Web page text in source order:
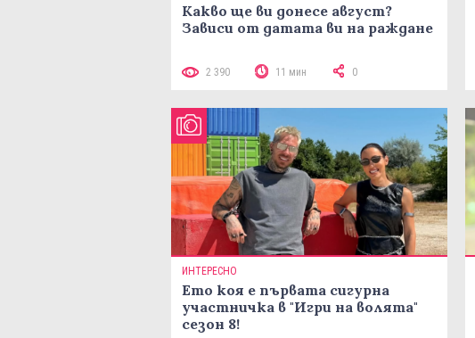
Какво ще ви донесе август?
Зависи от датата ви на ражданe
2 390 11 мин 0
ИНТЕРЕСНО
Ето коя е първата сигурна
участничка в "Игри на волята"
сезон 8!